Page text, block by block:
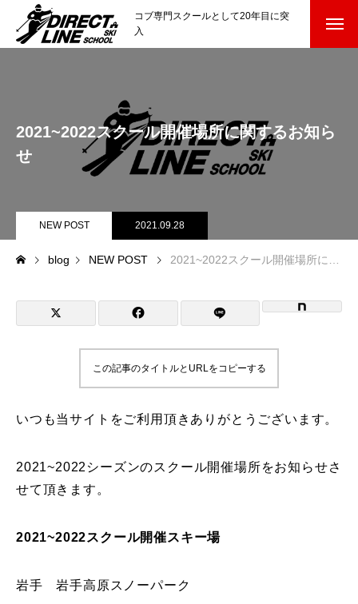
コブ専門スクールとして20年目に突
入
コンセプトと開催スキー場
参加までの流れ
参加費のお支払い
各会場の集合場所
スキー場から選ぶ Ski Area
鷲ヶ岳＆高鷲スノーパーク
宮城山形
岩手高原
レッスンテーマから選ぶ
初級1
2021~2022スクール開催場所に関するお知ら
せ
NEW POST 2021.09.28
blog NEW POST 2021~2022スクール開催場所に関するお知らせ
この記事のタイトルとURLをコピーする
いつも当サイトをご利用頂きありがとうございます。
2021~2022シーズンのスクール開催場所をお知らせさ
せて頂きます。
2021~2022スクール開催スキー場
岩手 岩手高原スノーパーク